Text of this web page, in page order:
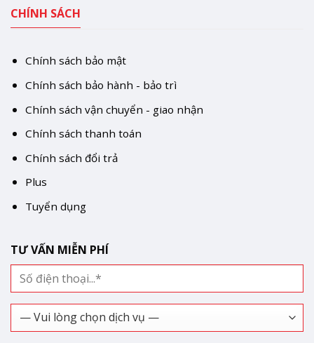
CHÍNH SÁCH
Chính sách bảo mật
Chính sách bảo hành - bảo trì
Chính sách vận chuyển - giao nhận
Chính sách thanh toán
Chính sách đổi trả
Plus
Tuyển dụng
TƯ VẤN MIỄN PHÍ